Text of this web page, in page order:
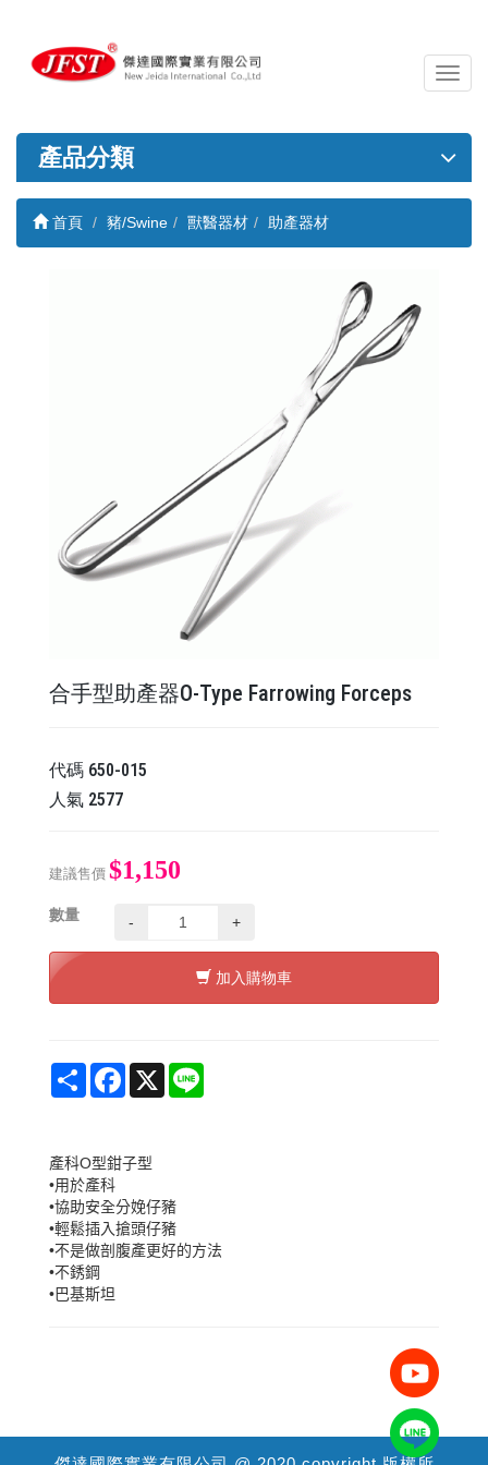
導
覽
關
產品分類
首頁 豬/Swine 獸醫器材 助產器材
合手型助產器O-Type Farrowing Forceps
代碼 650-015
人氣 2577
建議售價 $1,150
數量 - +
加入購物車
Share Facebook
X
產科O型鉗子型
•用於產科
•協助安全分娩仔豬
•輕鬆插入搶頭仔豬
•不是做剖腹產更好的方法
•不銹鋼
•巴基斯坦